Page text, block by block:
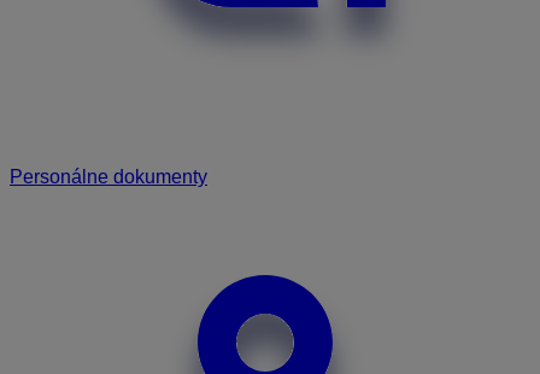
Personálne dokumenty